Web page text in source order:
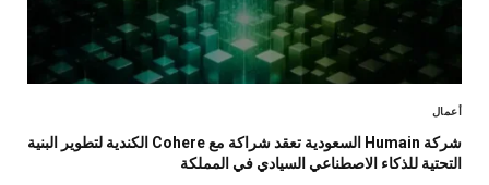
أعمال
شركة Humain السعودية تعقد شراكة مع Cohere الكندية لتطوير البنية
التحتية للذكاء الاصطناعي السيادي في المملكة